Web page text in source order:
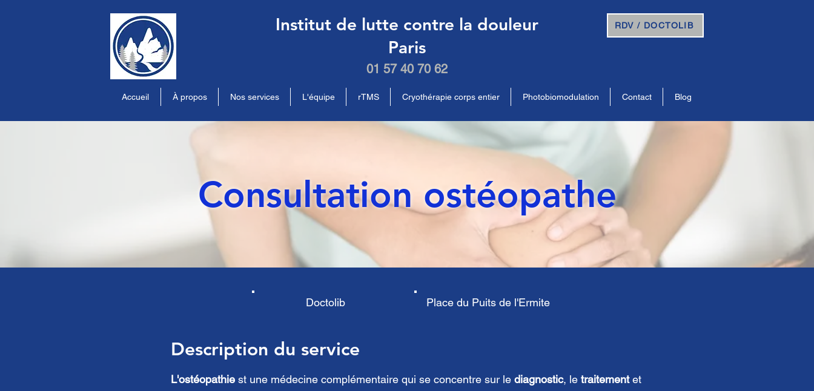
Institut de lutte contre la douleur
Paris
RDV / DOCTOLIB
01 57 40 70 62
Accueil À propos Nos services L'équipe rTMS Cryothérapie corps entier Photobiomodulation Contact Blog
Consultation ostéopathe
Doctolib Place du Puits de l'Ermite
Description du service
L'ostéopathie st une médecine complémentaire qui se concentre sur le diagnostic, le traitementet